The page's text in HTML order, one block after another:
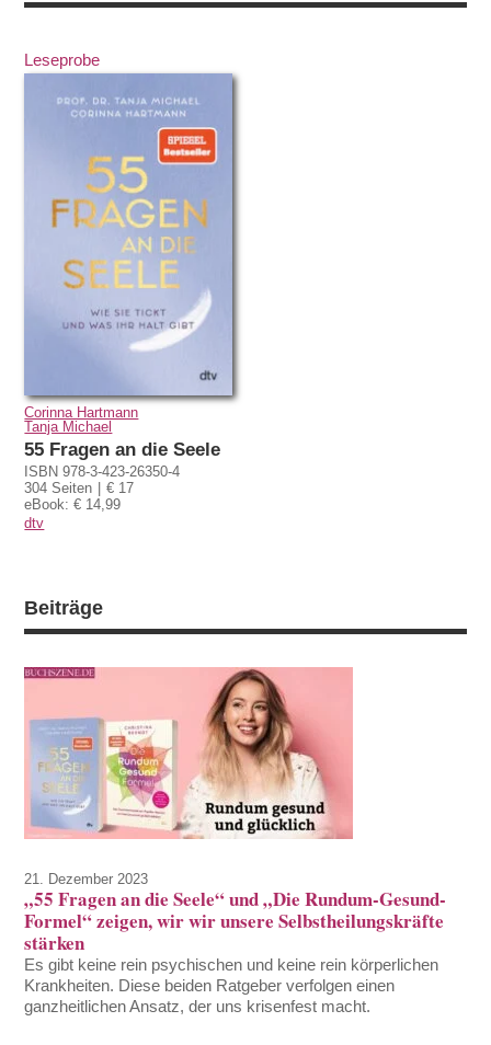
Leseprobe
Corinna Hartmann
Tanja Michael
55 Fragen an die Seele
ISBN 978-3-423-26350-4
304 Seiten
€ 17
eBook: € 14,99
dtv
Beiträge
21. Dezember 2023
„55 Fragen an die Seele“ und „Die Rundum-Gesund-
Formel“ zeigen, wir wir unsere Selbstheilungskräfte
stärken
Es gibt keine rein psychischen und keine rein körperlichen
Krankheiten. Diese beiden Ratgeber verfolgen einen
ganzheitlichen Ansatz, der uns krisenfest macht.